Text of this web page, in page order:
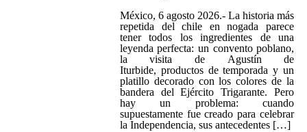
México, 6 agosto 2026.- La historia más
repetida del chile en nogada parece
tener todos los ingredientes de una
leyenda perfecta: un convento poblano,
la visita de Agustín de
Iturbide, productos de temporada y un
platillo decorado con los colores de la
bandera del Ejército Trigarante. Pero
hay un problema: cuando
supuestamente fue creado para celebrar
la Independencia, sus antecedentes […]